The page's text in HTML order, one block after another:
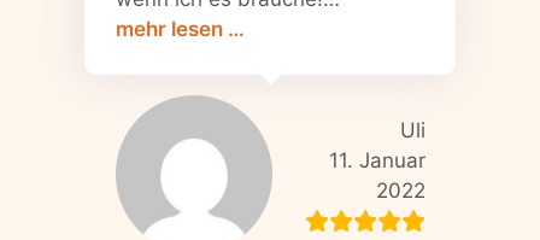
mehr lesen …
Uli
11. Januar
2022